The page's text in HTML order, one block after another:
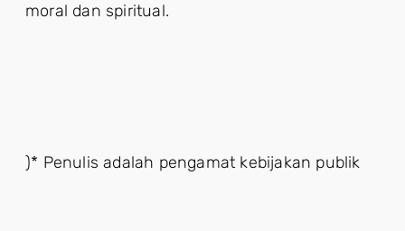
moral dan spiritual.
)* Penulis adalah pengamat kebijakan publik